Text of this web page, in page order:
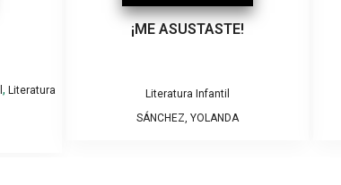
, Literatura
¡ME ASUSTASTE!
Literatura Infantil
SÁNCHEZ, YOLANDA